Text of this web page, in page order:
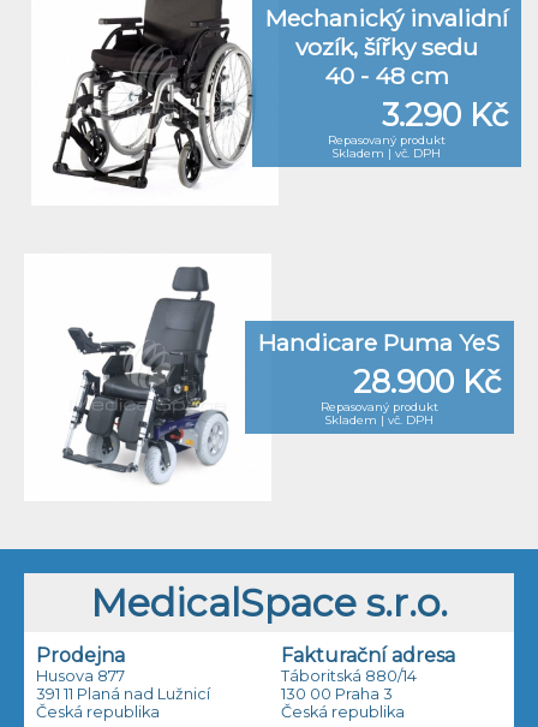
Mechanický invalidní
vozík, šířky sedu
40 - 48 cm
3.290 Kč
Repasovaný produkt
Skladem | vč. DPH
Handicare Puma YeS
28.900 Kč
Repasovaný produkt
Skladem | vč. DPH
MedicalSpace s.r.o.
Prodejna
Husova 877
391 11 Planá nad Lužnicí
Česká republika
Fakturační adresa
Táboritská 880/14
130 00 Praha 3
Česká republika